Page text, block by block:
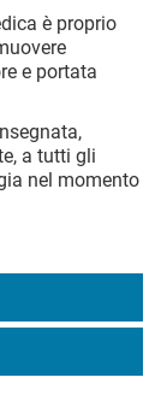
è proprio
e portata
a tutti gli
nel momento